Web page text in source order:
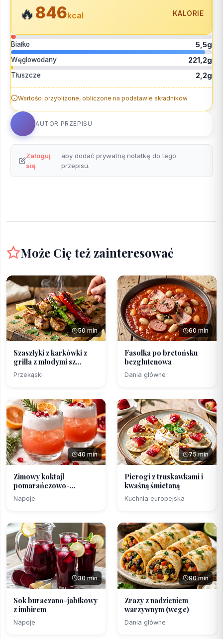
🔥846kcal KALORIE
Białko 5,5g
Węglowodany 221,2g
Tłuszcze 2,2g
Wartości przybliżone, obliczone na podstawie składników
AUTOR PRZEPISU
Zaloguj
się
aby dodać prywatną notatkę do tego
przepisu.
Może Cię też zainteresować
50 min
Szaszłyki z karkówki z
grilla z młodymi sz...
Przekąski
60 min
Fasolka po bretońsku
bezglutenowa
Dania główne
40 min
Zimowy koktajl
pomarańczowo-
granatowy 0296...
Napoje
75 min
Pierogi z truskawkami i
kwaśną śmietaną
Kuchnia europejska
30 min
Sok buraczano-jabłkowy
z imbirem
Napoje
90 min
Zrazy z nadzieniem
warzywnym (wege)
Dania główne